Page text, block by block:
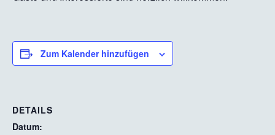
Zum Kalender hinzufügen
DETAILS
Datum: